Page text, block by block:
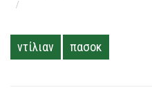
ντίλιαν πασοκ